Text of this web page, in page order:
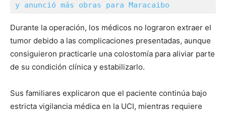
y anunció más obras para Maracaibo
Durante la operación, los médicos no lograron extraer el
tumor debido a las complicaciones presentadas, aunque
consiguieron practicarle una colostomía para aliviar parte
de su condición clínica y estabilizarlo.
Sus familiares explicaron que el paciente continúa bajo
estricta vigilancia médica en la UCI, mientras requiere